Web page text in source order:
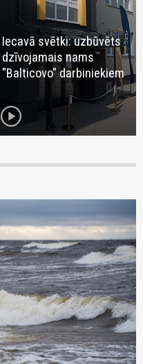
Iecavā svētki: uzbūvēts
dzīvojamais nams
"Balticovo" darbiniekiem
play_circle